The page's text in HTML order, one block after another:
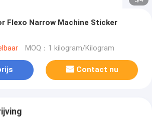
Flexo Narrow Machine Sticker
MOQ：1 kilogram/Kilogram
Contact nu